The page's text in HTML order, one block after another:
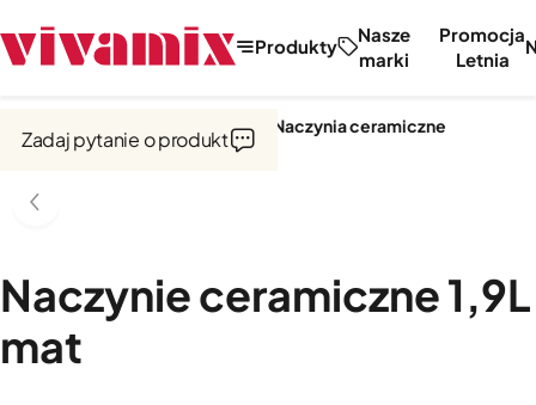
Produkty
Nasze
marki
Promocja
Letnia
Garnki i naczynia Naczynia ceramiczne
Naczynie ceramiczne
mat
Zadaj pytanie o produkt